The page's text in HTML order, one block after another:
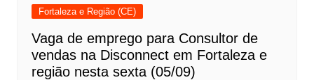
Fortaleza e Região (CE)
Vaga de emprego para Consultor de
vendas na Disconnect em Fortaleza e
região nesta sexta (05/09)